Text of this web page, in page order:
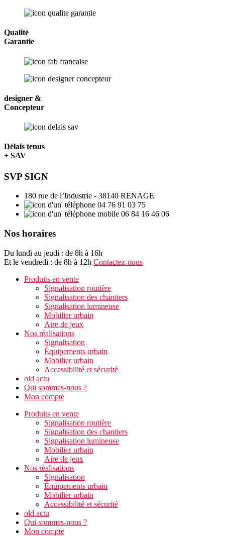
Qualité
Garantie
designer &
Concepteur
Délais tenus
+ SAV
SVP SIGN
180 rue de l’Industrie - 38140 RENAGE
04 76 91 03 75
06 84 16 46 06
Nos horaires
Du lundi au jeudi : de 8h à 16h
Et le vendredi : de 8h à 12h Contactez-nous
Produits en vente
Signalisation routière
Signalisation des chantiers
Signalisation lumineuse
Mobilier urbain
Aire de jeux
Nos réalisations
Signalisation
Équipements urbain
Mobilier urbain
Accessibilité et sécurité
old actu
Qui sommes-nous ?
Mon compte
Produits en vente
Signalisation routière
Signalisation des chantiers
Signalisation lumineuse
Mobilier urbain
Aire de jeux
Nos réalisations
Signalisation
Équipements urbain
Mobilier urbain
Accessibilité et sécurité
old actu
Qui sommes-nous ?
Mon compte